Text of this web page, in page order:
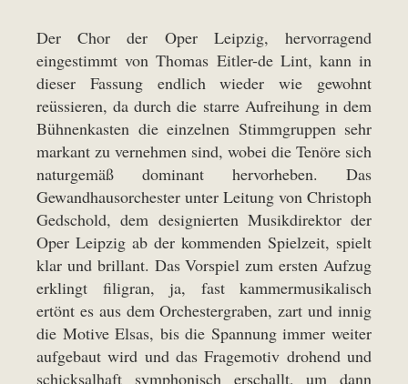
Der Chor der Oper Leipzig, hervorragend
eingestimmt von Thomas Eitler-de Lint, kann in
dieser Fassung endlich wieder wie gewohnt
reüssieren, da durch die starre Aufreihung in dem
Bühnenkasten die einzelnen Stimmgruppen sehr
markant zu vernehmen sind, wobei die Tenöre sich
naturgemäß dominant hervorheben. Das
Gewandhausorchester unter Leitung von Christoph
Gedschold, dem designierten Musikdirektor der
Oper Leipzig ab der kommenden Spielzeit, spielt
klar und brillant. Das Vorspiel zum ersten Aufzug
erklingt filigran, ja, fast kammermusikalisch
ertönt es aus dem Orchestergraben, zart und innig
die Motive Elsas, bis die Spannung immer weiter
aufgebaut wird und das Fragemotiv drohend und
schicksalhaft symphonisch erschallt, um dann